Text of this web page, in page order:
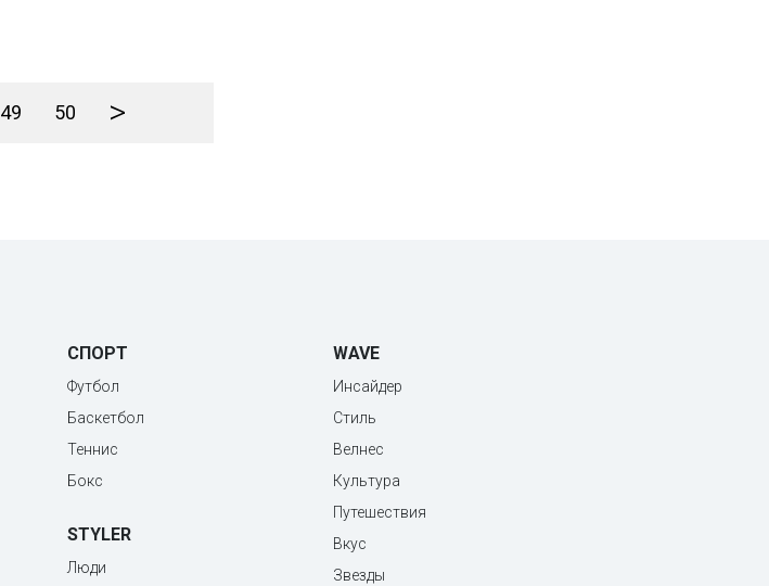
49 50 >
СПОРТ
Футбол
Баскетбол
Теннис
Бокс
STYLER
Люди
WAVE
Инсайдер
Стиль
Велнес
Культура
Путешествия
Вкус
Звезды